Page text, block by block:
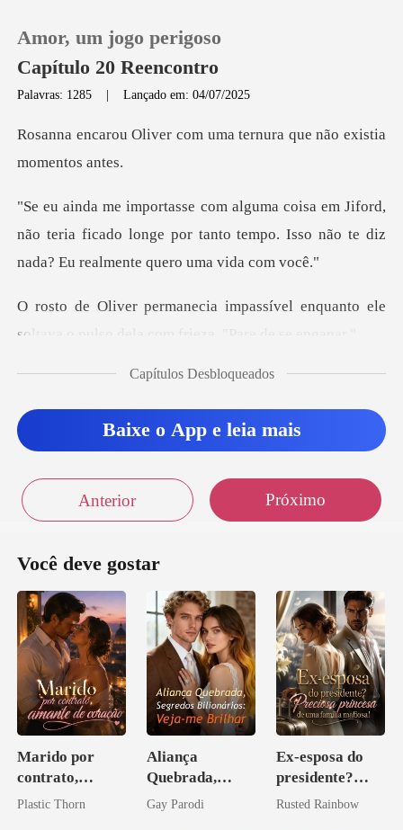
0
Histórico
Amor, um jogo perigoso
Capítulo 20 Reencontro
Palavras: 1285 |Lançado em: 04/07/2025
com uma ternura que não
rd,
não teria ficado longe por tanto tempo. Isso nã
ível enquanto ele
soltava o pulso d
ão Capítulos Desbloqueados
Baixe o App e leia mais
Anterior Próximo
Você deve gostar
Marido por
contrato,
amante de
Plastic Thorn
Aliança
Quebrada,
Segredos
Gay Parodi
Ex-esposa do
presidente?
Preciosa
Rusted Rainbow